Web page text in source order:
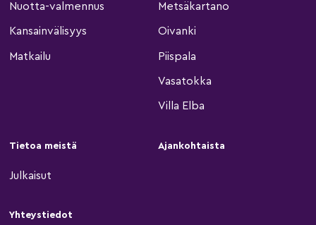
Nuotta-valmennus
Kansainvälisyys
Matkailu
Metsäkartano
Oivanki
Piispala
Vasatokka
Villa Elba
Tietoa meistä
Julkaisut
Ajankohtaista
Yhteystiedot